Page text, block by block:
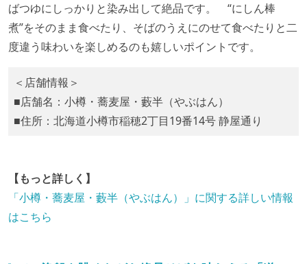
ばつゆにしっかりと染み出して絶品です。 “にしん棒
煮”をそのまま食べたり、そばのうえにのせて食べたりと二
度違う味わいを楽しめるのも嬉しいポイントです。
＜店舗情報＞
■店舗名：小樽・蕎麦屋・藪半（やぶはん）
■住所：北海道小樽市稲穂2丁目19番14号 静屋通り
【もっと詳しく】
「小樽・蕎麦屋・藪半（やぶはん）」に関する詳しい情報
はこちら